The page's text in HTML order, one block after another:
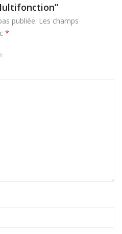
publiée. Les champs
*